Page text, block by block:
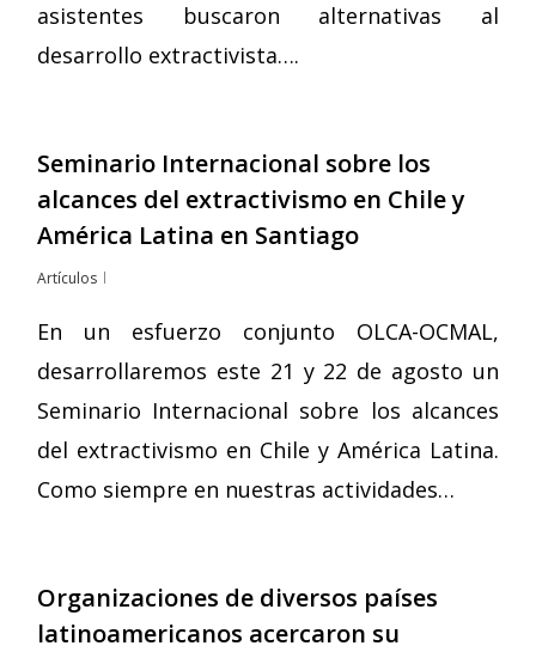
asistentes buscaron alternativas al
desarrollo extractivista….
Seminario Internacional sobre los
alcances del extractivismo en Chile y
América Latina en Santiago
Artículos
En un esfuerzo conjunto OLCA-OCMAL,
desarrollaremos este 21 y 22 de agosto un
Seminario Internacional sobre los alcances
del extractivismo en Chile y América Latina.
Como siempre en nuestras actividades…
Organizaciones de diversos países
latinoamericanos acercaron su